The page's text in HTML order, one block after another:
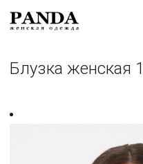
Блузка женская